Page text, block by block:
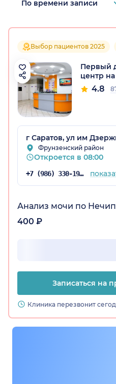
Выбор пациентов 2025
Первый
центр
4.8
г Саратов, ул им
Фрунзенский район
Откроется в 08:00
+7 (986) 330-19-25
Анализ мочи по
400 ₽
Записаться на
Клиника перезвонит